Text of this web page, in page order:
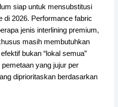
siap untuk mensubstitusi
di 2026. Performance fabric
jenis interlining premium,
masih membutuhkan
bukan “lokal semua”
yang jujur per
diprioritaskan berdasarkan